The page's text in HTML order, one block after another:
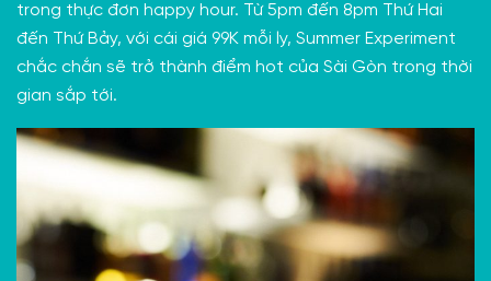
trong thực đơn happy hour. Từ 5pm đến 8pm Thứ Hai
đến Thứ Bảy, với cái giá 99K mỗi ly, Summer Experiment
chắc chắn sẽ trở thành điểm hot của Sài Gòn trong thời
gian sắp tới.